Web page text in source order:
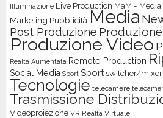
Illuminazione Live Production MaM -
Marketing Pubblicità Media
Post Produzione
Produzione Video
Realtà Aumentata Remote Production
Social Media Sport Sportswitcher/mixer
Tecnologie telecamere
Trasmissione
Videoproiezione VR Realtà Virtuale